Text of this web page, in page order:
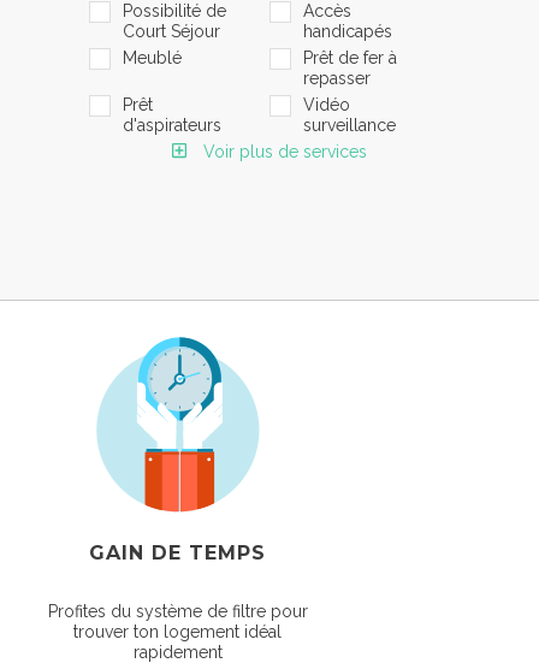
Possibilité de
Court Séjour
Accès
handicapés
Meublé
Prêt de fer à
repasser
Prêt
d'aspirateurs
Vidéo
surveillance
Voir plus de services
GAIN DE TEMPS
Profites du système de filtre pour
trouver ton logement idéal
rapidement